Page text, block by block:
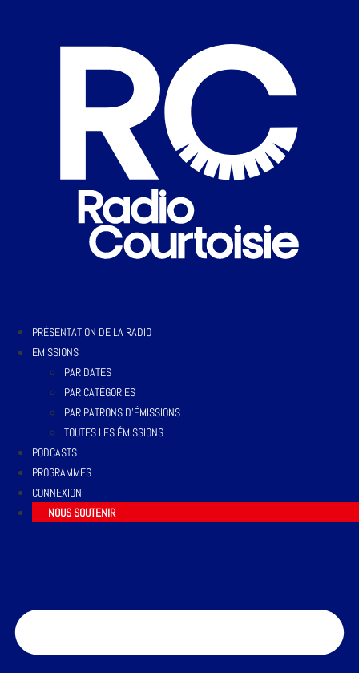
PRÉSENTATION DE LA RADIO
EMISSIONS
PAR DATES
PAR CATÉGORIES
PAR PATRONS D’ÉMISSIONS
TOUTES LES ÉMISSIONS
PODCASTS
PROGRAMMES
CONNEXION
NOUS SOUTENIR